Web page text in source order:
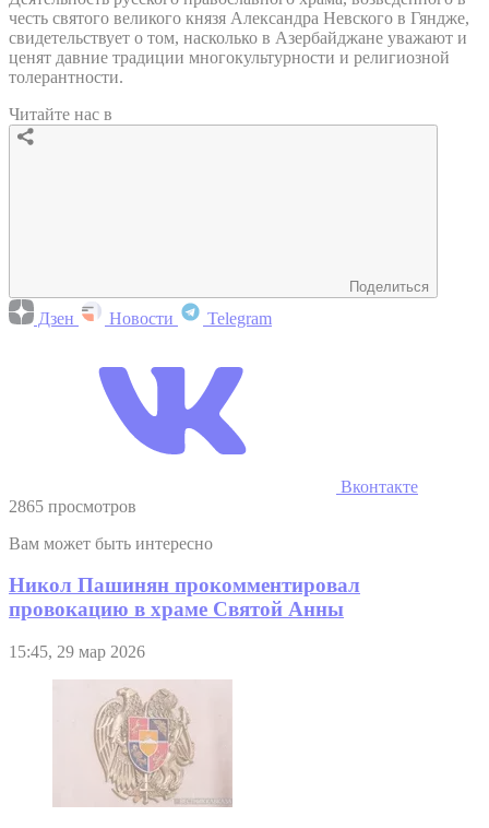
честь святого великого князя Александра Невского в Гяндже,
свидетельствует о том, насколько в Азербайджане уважают и
ценят давние традиции многокультурности и религиозной
толерантности.
Читайте нас в
Поделиться
Дзен Новости Telegram
Вконтакте
2865 просмотров
Вам может быть интересно
Никол Пашинян прокомментировал
провокацию в храме Святой Анны
15:45, 29 мар 2026